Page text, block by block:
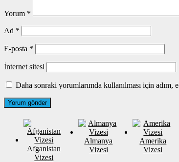
Yorum *
Ad *
E-posta *
İnternet sitesi
Daha sonraki yorumlarımda kullanılması için adım,
Afganistan
Vizesi
Almanya
Vizesi
Amerika
Vizesi